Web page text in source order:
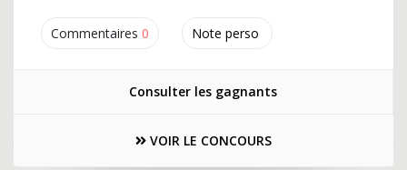
Commentaires 0 Note perso
Consulter les gagnants
VOIR LE CONCOURS